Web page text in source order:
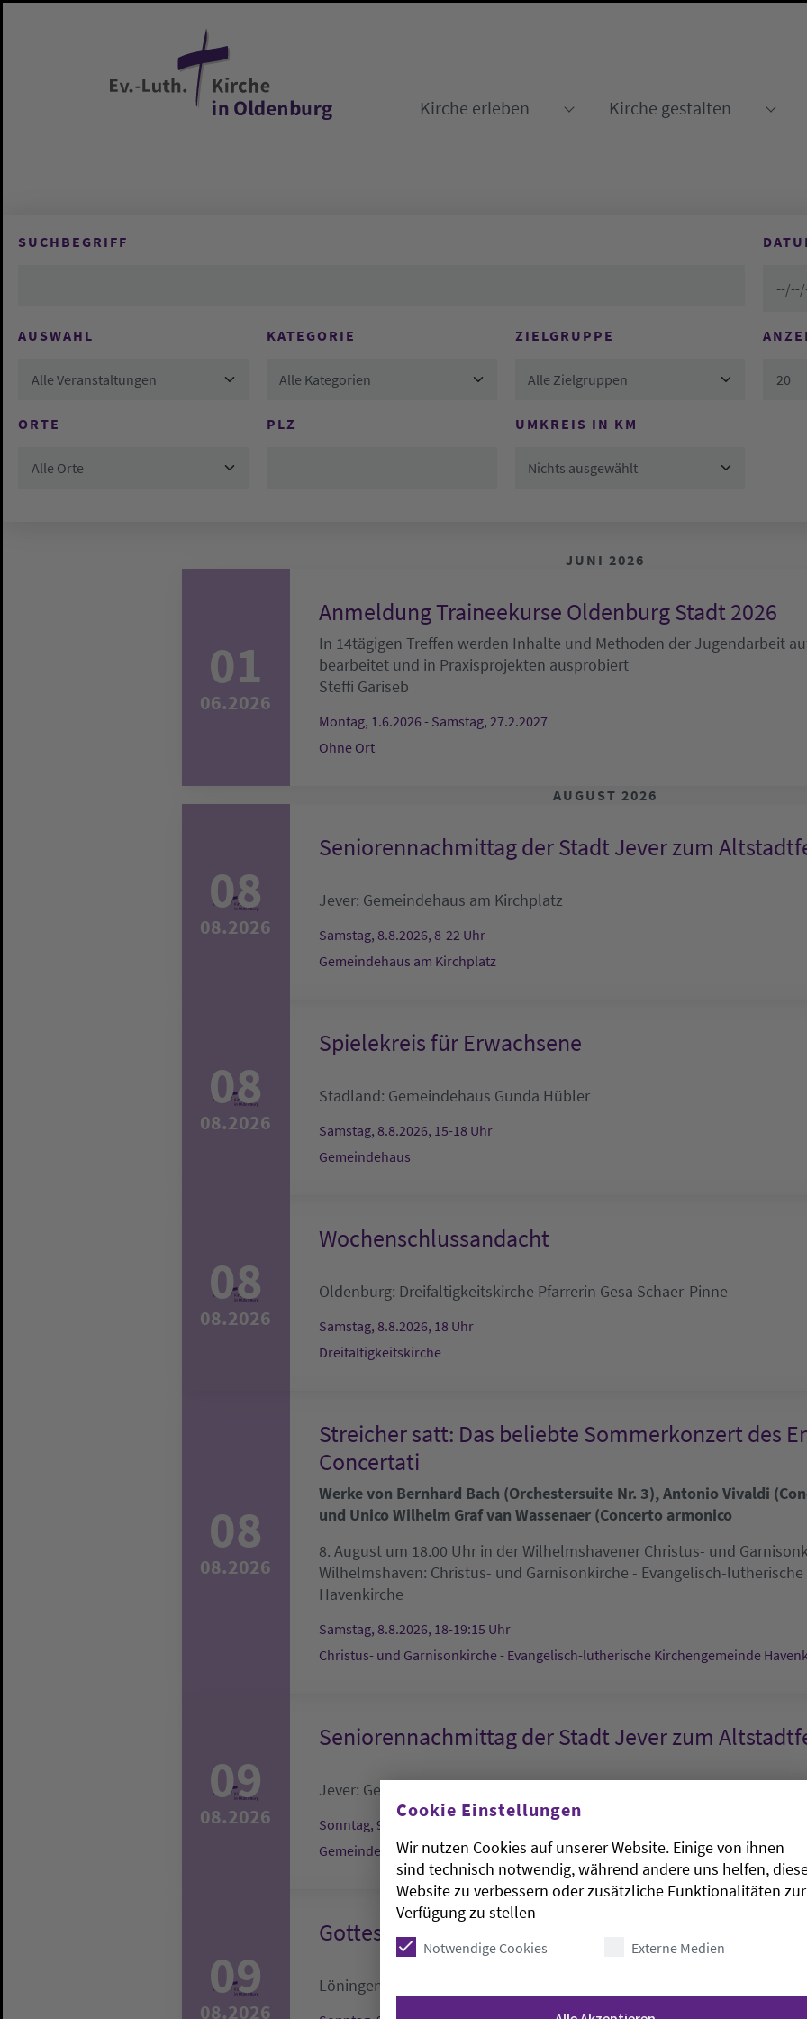
Kirche erleben
Kirche gestalten
SUCHBEGRIFF
AUSWAHL
Alle Veranstaltungen
KATEGORIE
Alle Kategorien
ZIELGRUPPE
Alle Zielgruppen 20
ORTE
Alle Orte
PLZ UMKREIS IN KM
Nichts ausgewählt
JUNI 2026
01
06.2026
Anmeldung Traineekurse Oldenburg Stadt 2026
In 14tägigen Treffen werden Inhalte und Methoden der Jugendarbeit
bearbeitet und in Praxisprojekten ausprobiert
Steffi Gariseb
Montag, 1.6.2026 - Samstag, 27.2.2027
Ohne Ort
AUGUST 2026
08
08.2026
Seniorennachmittag der Stadt Jever zum
Jever: Gemeindehaus am Kirchplatz
Samstag, 8.8.2026, 8-22 Uhr
Gemeindehaus am Kirchplatz
08
08.2026
Spielekreis für Erwachsene
Stadland: Gemeindehaus Gunda Hübler
Samstag, 8.8.2026, 15-18 Uhr
Gemeindehaus
08
08.2026
Wochenschlussandacht
Oldenburg: Dreifaltigkeitskirche Pfarrerin Gesa Schaer-Pinne
Samstag, 8.8.2026, 18 Uhr
Dreifaltigkeitskirche
08
08.2026
Streicher satt: Das beliebte Sommerkonzert des
Concertati
Werke von Bernhard Bach (Orchestersuite Nr. 3), Antonio Vivaldi
und Unico Wilhelm Graf van Wassenaer (Concerto armonico
8. August um 18.00 Uhr in der Wilhelmshavener Christus- und
Wilhelmshaven: Christus- und Garnisonkirche - Evangelisch-
Havenkirche
Samstag, 8.8.2026, 18-19:15 Uhr
Christus- und Garnisonkirche - Evangelisch-lutherische Kirchengemeinde
09
08.2026
Seniorennachmittag der Stadt Jever zum
Jever: Gemeindehaus am Kirchplatz
Sonntag, 9.8.2026, 8-22 Uhr
Gemeindehaus am Kirchplatz
09
08.2026
Gottesdienst
Löningen:
Cookie Einstellungen
Wir nutzen Cookies auf unserer Website. Einige von ihnen
sind technisch notwendig, während andere uns helfen,
Website zu verbessern oder zusätzliche Funktionalitäten zur
Verfügung zu stellen
Notwendige Cookies Externe Medien